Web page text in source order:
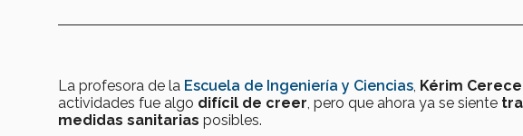
La profesora de la Escuela de Ingeniería y Ciencias, Kérim
actividades fue algo difícil de creer, pero que ahora ya se siente
medidas sanitarias posibles.